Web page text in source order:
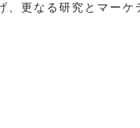
更なる研究とマーケ